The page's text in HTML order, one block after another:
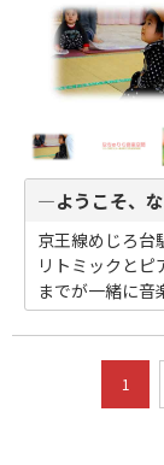
―ようこそ、
京王線めじろ台
リトミックとピ
までが一緒に音
1